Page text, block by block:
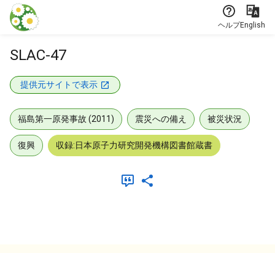
本文に飛ぶ
ヘルプEnglish
SLAC-47
提供元サイトで表示
福島第一原発事故 (2011) 震災への備え 被災状況
復興 収録:日本原子力研究開発機構図書館蔵書